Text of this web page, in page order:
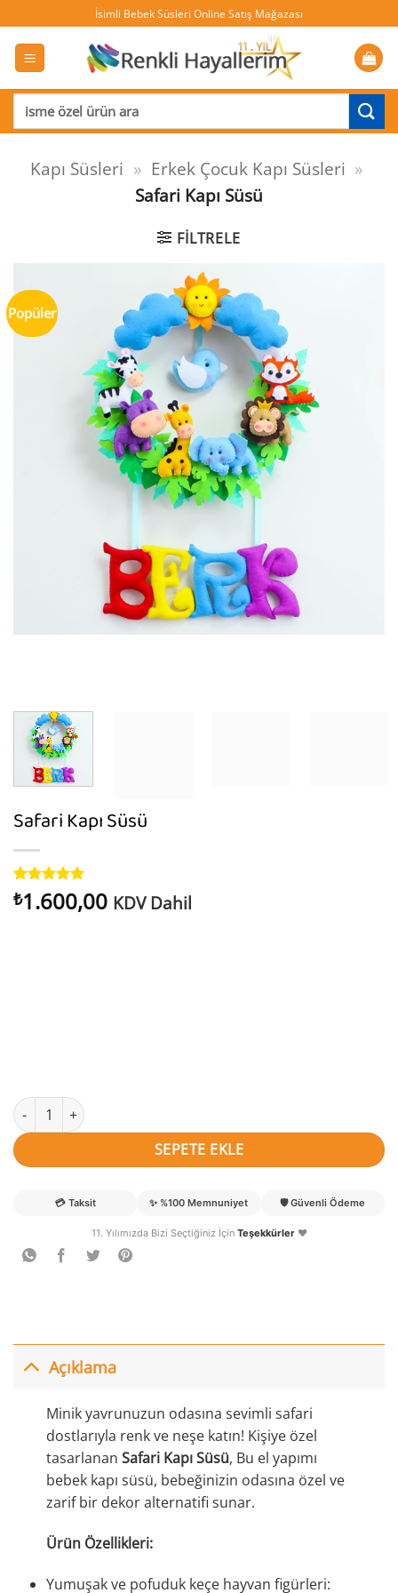
atla
İsimli Bebek Süsleri Online Satış Mağazası
Ara:
Kapı Süsleri » Erkek Çocuk Kapı Süsleri »
Safari Kapı Süsü
FILTRELE
Popüler
Safari Kapı Süsü
7
müşteri
puanına
₺1.600,00 KDV Dahil
Safari Kapı Süsü adet
SEPETE EKLE
💳 Taksit ✨ %100 Memnuniyet 🛡️ Güvenli Ödeme
11. Yılımızda Bizi Seçtiğiniz İçin Teşekkürler❤️
Açıklama
Minik yavrunuzun odasına sevimli safari
dostlarıyla renk ve neşe katın! Kişiye özel
tasarlanan Safari Kapı Süsü, Bu el yapımı
bebek kapı süsü, bebeğinizin odasına özel ve
zarif bir dekor alternatifi sunar.
Ürün Özellikleri:
Yumuşak ve pofuduk keçe hayvan figürleri: